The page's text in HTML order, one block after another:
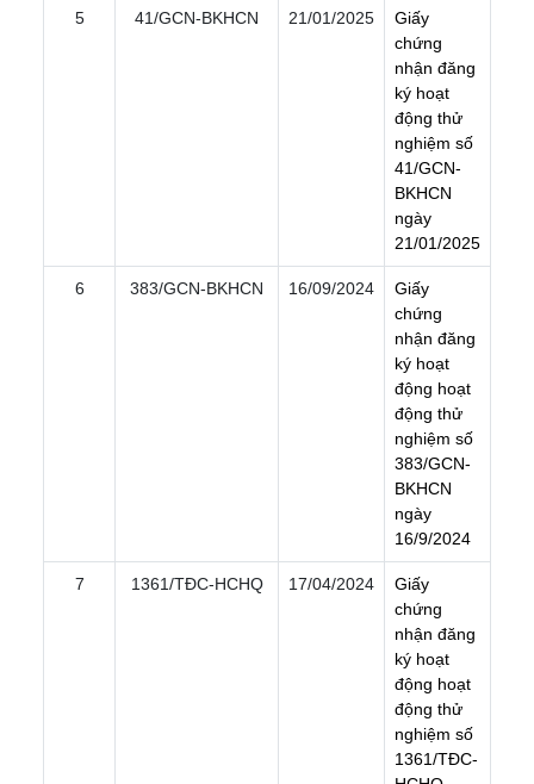
5 41/GCN-BKHCN 21/01/2025 Giấy
chứng
nhận đăng
ký hoạt
động thử
nghiệm số
41/GCN-
BKHCN
ngày
21/01/2025
6 383/GCN-BKHCN 16/09/2024 Giấy
chứng
nhận đăng
ký hoạt
động hoạt
động thử
nghiệm số
383/GCN-
BKHCN
ngày
16/9/2024
7 1361/TÐC-HCHQ 17/04/2024 Giấy
chứng
nhận đăng
ký hoạt
động hoạt
động thử
nghiệm số
1361/TĐC-